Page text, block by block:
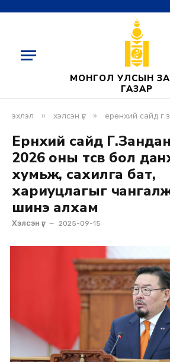
МОНГОЛ УЛСЫН
ГАЗАР
эхлэл » хэлсэн үг » ерөнхий сайд г.занданшатар: 2026 оны төсөв бол данхар
Ерөнхий сайд
2026 оны төсөв бол
хумьж, сахилга бат,
хариуцлагыг
шинэ алхам
Хэлсэн үг 2025-09-15